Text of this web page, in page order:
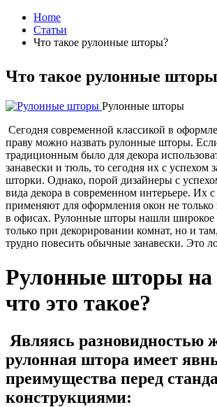
Home
Статьи
Что такое рулонные шторы?
Что такое рулонные
Рулонные шторы
Сегодня современной классикой в
праву можно назвать рулонные шторы.
традиционным было для декора
занавески и тюль, то сегодня их с успехом
шторки. Однако, порой дизайнеры с
вида декора в современном интерьере. Их
применяют для оформления окон не только
в офисах. Рулонные шторы нашли широкое
только при декорировании комнат, но и
трудно повесить обычные занавески. Это
Рулонные шторы на
что это такое?
Являясь разновидностью
рулонная штора имеет
преимущества перед
конструкциями: